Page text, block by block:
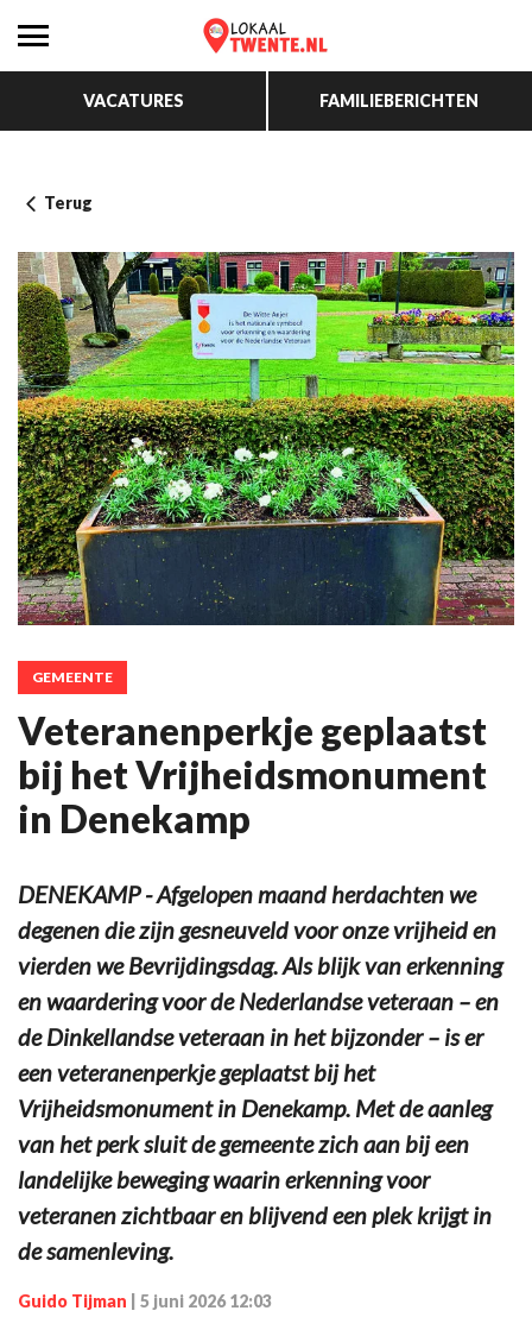
VACATURES FAMILIEBERICHTEN
Terug
GEMEENTE
Veteranenperkje geplaatst
bij het Vrijheidsmonument
in Denekamp
DENEKAMP - Afgelopen maand herdachten we
degenen die zijn gesneuveld voor onze vrijheid en
vierden we Bevrijdingsdag. Als blijk van erkenning
en waardering voor de Nederlandse veteraan – en
de Dinkellandse veteraan in het bijzonder – is er
een veteranenperkje geplaatst bij het
Vrijheidsmonument in Denekamp. Met de aanleg
van het perk sluit de gemeente zich aan bij een
landelijke beweging waarin erkenning voor
veteranen zichtbaar en blijvend een plek krijgt in
de samenleving.
Guido Tijman 5 juni 2026 12:03